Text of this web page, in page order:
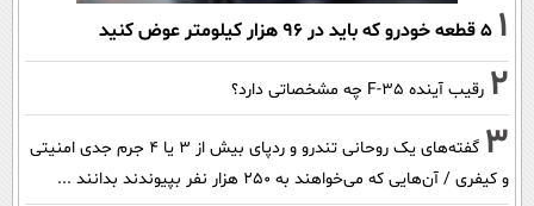
1 ۵ قطعه خودرو که باید در ۹۶ هزار کیلومتر عوض کنید
2 رقیب آینده F-35 چه مشخصاتی دارد؟
3
گفته‌های یک روحانی تندرو و ردپای بیش از ۳ یا ۴ جرم جدی امنیتی
و کیفری / آن‌هایی که می‌خواهند به ۲۵۰ هزار نفر بپیوندند بدانند ...